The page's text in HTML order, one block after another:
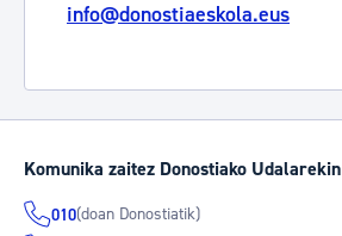
info@donostiaeskola.eus
Komunika zaitez Donostiako Udalarekin
010(doan Donostiatik)